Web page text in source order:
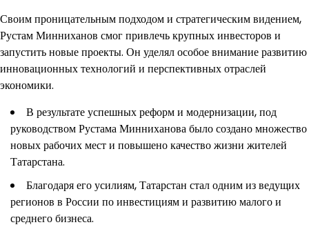
Своим проницательным подходом и стратегическим видением,
Рустам Минниханов смог привлечь крупных инвесторов и
запустить новые проекты. Он уделял особое внимание развитию
инновационных технологий и перспективных отраслей
экономики.
В результате успешных реформ и модернизации, под
руководством Рустама Минниханова было создано множество
новых рабочих мест и повышено качество жизни жителей
Татарстана.
Благодаря его усилиям, Татарстан стал одним из ведущих
регионов в России по инвестициям и развитию малого и
среднего бизнеса.